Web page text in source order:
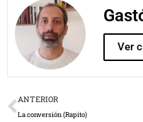
Ver
Prev
ANTERIOR
La conversión (Rapito)